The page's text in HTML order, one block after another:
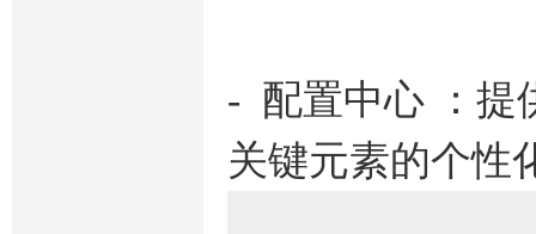
- 配置中心 ：提
关键元素的个性